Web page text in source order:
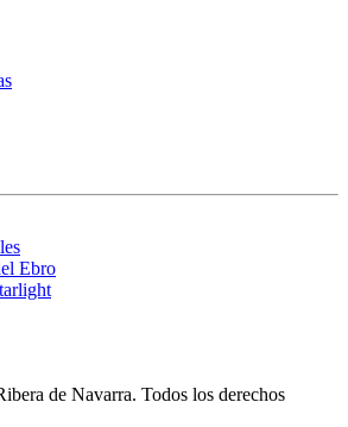
Ebro
de Navarra. Todos los derechos